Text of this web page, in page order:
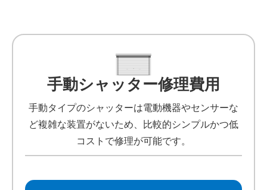
手動シャッター修理費用
手動タイプのシャッターは電動機器やセンサーな
ど複雑な装置がないため、比較的シンプルかつ低
コストで修理が可能です。